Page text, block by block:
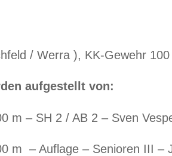
/ Werra ), KK-Gewehr
aufgestellt von:
m – SH 2 / AB 2 – Sven
m – Auflage – Senioren III –